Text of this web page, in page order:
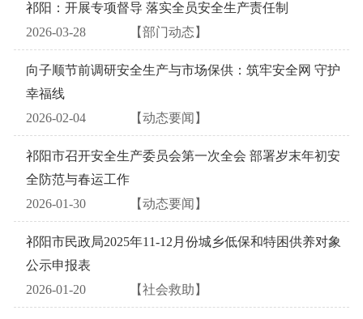
祁阳：开展专项督导 落实全员安全生产责任制
2026-03-28
【部门动态】
向子顺节前调研安全生产与市场保供：筑牢安全网 守护
幸福线
2026-02-04
【动态要闻】
祁阳市召开安全生产委员会第一次全会 部署岁末年初安
全防范与春运工作
2026-01-30
【动态要闻】
祁阳市民政局2025年11-12月份城乡低保和特困供养对象
公示申报表
2026-01-20
【社会救助】